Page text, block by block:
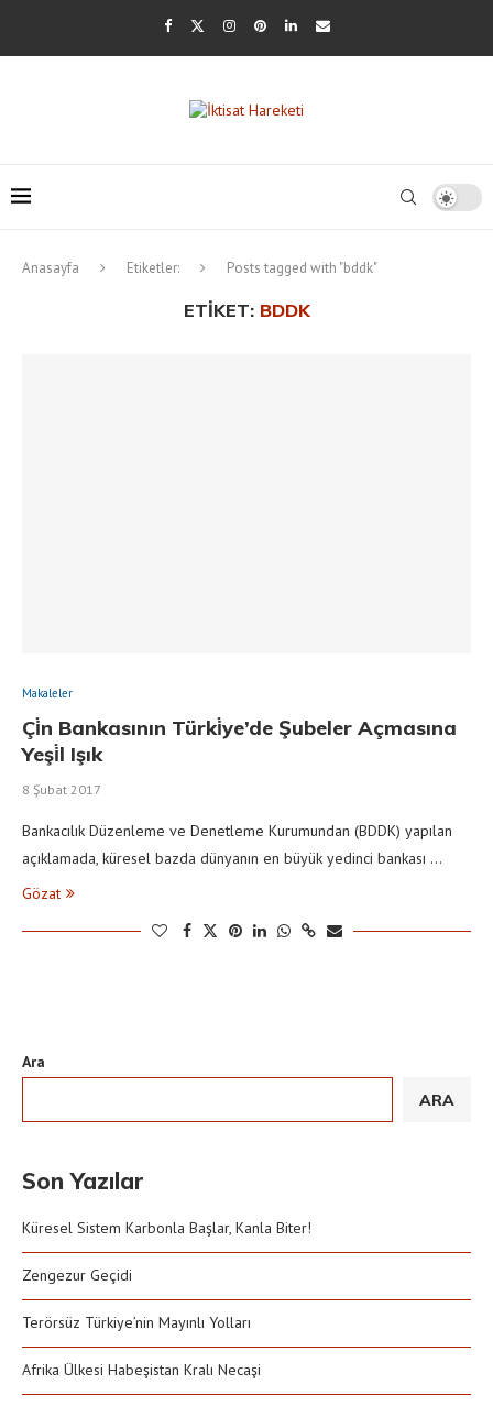
Anasayfa Etiketler: Posts tagged with "bddk"
ETIKET: BDDK
Makaleler
Çi̇n Bankasının Türki̇ye’de Şubeler Açmasına
Yeşi̇l Işık
8 Şubat 2017
Bankacılık Düzenleme ve Denetleme Kurumundan (BDDK) yapılan
açıklamada, küresel bazda dünyanın en büyük yedinci bankası …
Gözat
Ara
ARA
Son Yazılar
Küresel Sistem Karbonla Başlar, Kanla Biter!
Zengezur Geçidi
Terörsüz Türkiye’nin Mayınlı Yolları
Afrika Ülkesi Habeşistan Kralı Necaşi